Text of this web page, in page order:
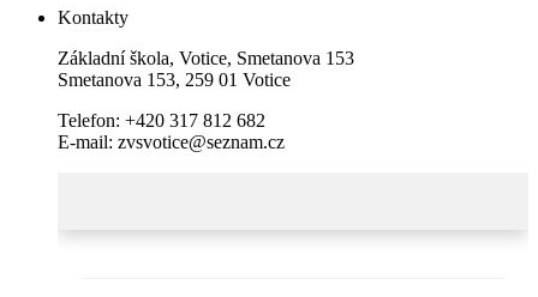
Kontakty
Základní škola, Votice, Smetanova 153
Smetanova 153, 259 01 Votice
Telefon: +420 317 812 682
E-mail: zvsvotice@seznam.cz